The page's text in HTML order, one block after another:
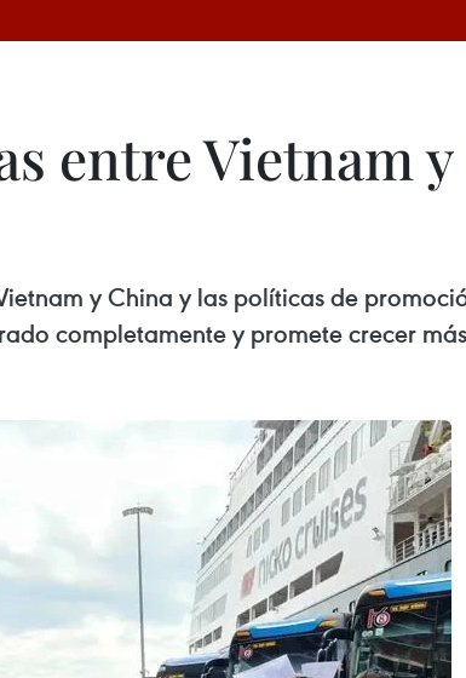
entre Vietnam
y China y las políticas de
completamente y promete crecer